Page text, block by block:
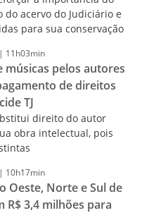
do acervo do Judiciário e
para sua conservação
| 11h03min
músicas pelos autores
de direitos
TJ
direito do autor
obra intelectual, pois
| 10h17min
Oeste, Norte e Sul de
R$ 3,4 milhões para